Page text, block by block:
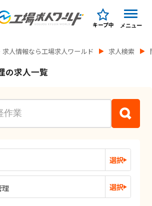
キープ中 メニュー
人情報なら工場求人ワールド 求人検索
の求人一覧
選択
理 選択